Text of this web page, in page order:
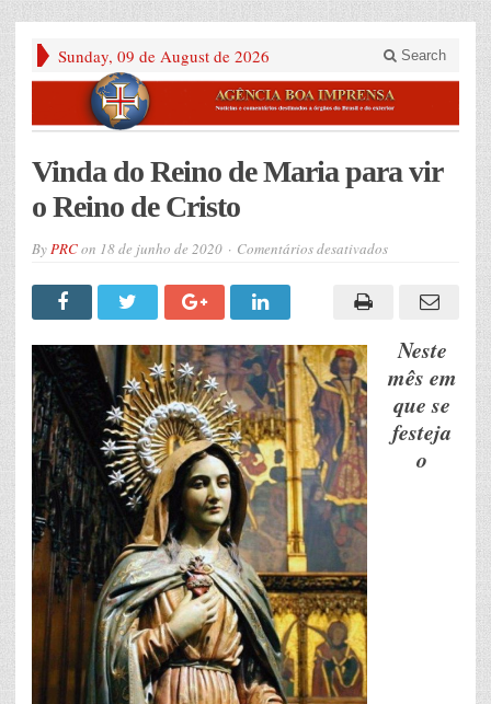
Sunday, 09 de August de 2026 Search
Vinda do Reino de Maria para vir
o Reino de Cristo
ByPRCon 18 de junho de 2020 Comentários desativadosem
Reino
para
vir
Reino
de
Cristo
Neste
mês em
que se
festeja
o